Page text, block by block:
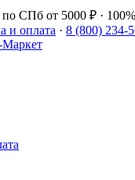
по СПб от 5000 ₽ ·
и оплата · 8 (800) 234-